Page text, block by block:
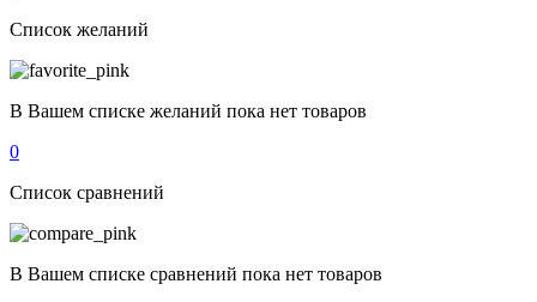
Список желаний
В Вашем списке желаний пока нет товаров
0
Список сравнений
В Вашем списке сравнений пока нет товаров